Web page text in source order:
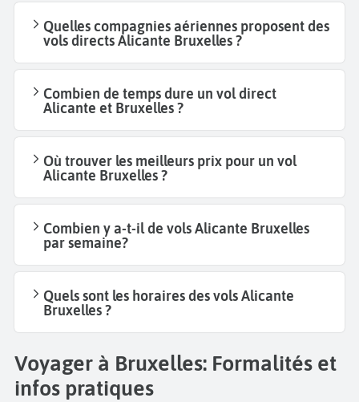
Quelles compagnies aériennes proposent des
vols directs Alicante Bruxelles ?
Combien de temps dure un vol direct
Alicante et Bruxelles ?
Où trouver les meilleurs prix pour un vol
Alicante Bruxelles ?
Combien y a-t-il de vols Alicante Bruxelles
par semaine?
Quels sont les horaires des vols Alicante
Bruxelles ?
Voyager à Bruxelles: Formalités et
infos pratiques